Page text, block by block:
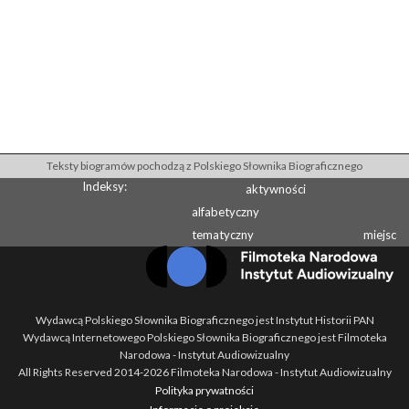
Teksty biogramów pochodzą z Polskiego Słownika Biograficznego
Indeksy:
aktywności
alfabetyczny
tematyczny
miejsc
Wydawcą Polskiego Słownika Biograficznego jest Instytut Historii PAN
Wydawcą Internetowego Polskiego Słownika Biograficznego jest Filmoteka
Narodowa - Instytut Audiowizualny
All Rights Reserved 2014-2026Filmoteka Narodowa - Instytut Audiowizualny
Polityka prywatności